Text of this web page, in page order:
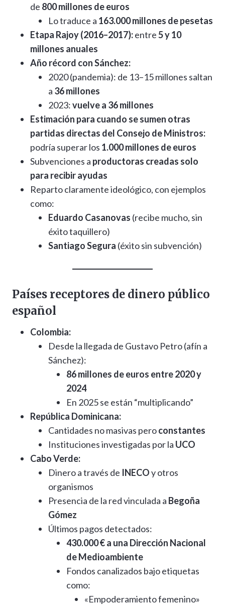
de 800 millones de euros
Lo traduce a 163.000 millones de pesetas
Etapa Rajoy (2016–2017):entre5 y 10
millones anuales
Año récord con Sánchez:
2020 (pandemia): de 13–15 millones saltan
a 36 millones
2023:vuelve a 36 millones
Estimación para cuando se sumen otras
partidas directas del Consejo de Ministros:
podría superar los 1.000 millones de euros
Subvenciones a productoras creadas solo
para recibir ayudas
Reparto claramente ideológico, con ejemplos
como:
Eduardo Casanovas (recibe mucho, sin
éxito taquillero)
Santiago Segura (éxito sin subvención)
Países receptores de dinero público
español
Colombia:
Desde la llegada de Gustavo Petro (afín a
Sánchez):
86 millones de euros entre 2020 y
2024
En 2025 se están “multiplicando”
República Dominicana:
Cantidades no masivas peroconstantes
Instituciones investigadas por la UCO
Cabo Verde:
Dinero a través de INECOy otros
organismos
Presencia de la red vinculada a Begoña
Gómez
Últimos pagos detectados:
430.000 € a una Dirección Nacional
de Medioambiente
Fondos canalizados bajo etiquetas
como:
«Empoderamiento femenino»